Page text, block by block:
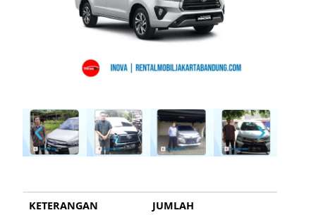
KETERANGAN
JUMLAH